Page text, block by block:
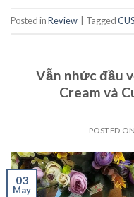
Posted inReview Tagged
Vẫn nhức đầu
Cream và
POSTED ON
03
May